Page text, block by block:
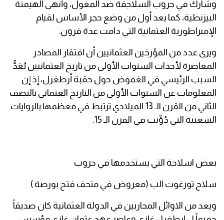
وشارك في حروب السلاجقة ضد المغول، وأنهى الهيمنة
البيزنطية، كما يعد أول من وضع حجر الأساس لقيام
الإمبراطورية العثمانية التي دامت عدة قرون.
ويرى عدد من المؤرخين العثمانيين أن افتقار المصادر
المعاصرة لأحداث السنوات الأولى من تاريخ العثمانيين يُعَدُّ
السبب الرئيسي في الغموض حول حقبة أرطغرل، إذ إن
المعلومات عن السنوات الأولى من التاريخ العثماني بالنصف
الثاني من القرن الـ 13 الميلادي ترتبط في معظمها بالروايات
الشعبية التي دُوِّنت في القرن الـ 15.
بعض اسلاحة التي يستخدمها في حروب
سلاح تورغوت الب (معروض في متحف فتح بورصة )
ويعد من الاوائل المحاربين في الدولة العثمانية كان صديقاً